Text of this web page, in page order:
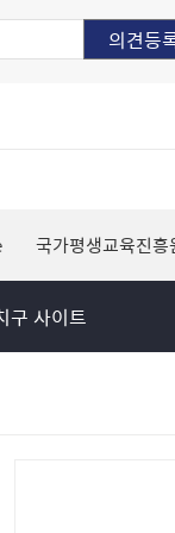
국가평생교육진
구 사이트